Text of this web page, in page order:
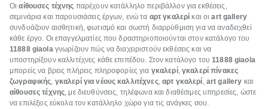
Οιαίθουσες τέχνης παρέχουν κατάλληλο περιβάλλον για εκθέσεις,
σεμινάρια και παρουσιάσεις έργων, ενώ τα αρτ γκαλερί και οιart gallery
συνδυάζουν αισθητική, φωτισμό και σωστή διαρρύθμιση για να αναδειχθεί
κάθε έργο. Οι επαγγελματίες που δραστηριοποιούνται στον κατάλογο του
11888 giaolaγνωρίζουν πώς να διαχειριστούν εκθέσεις και να
υποστηρίξουν καλλιτέχνες κάθε επιπέδου. Στον κατάλογο του11888 giaola
μπορείς να βρεις πλήρεις πληροφορίες για γκαλερί,γκαλερί πίνακες
ζωγραφικής, γκαλερί για νέους καλλιτέχνες,αρτ γκαλερί, art gallery και
αίθουσες τέχνης, με διευθύνσεις, τηλέφωνα και διαθέσιμες υπηρεσίες, ώστε
να επιλέξεις εύκολα τον κατάλληλο χώρο για τις ανάγκες σου.